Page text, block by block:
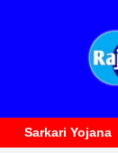
Sarkari Yojana